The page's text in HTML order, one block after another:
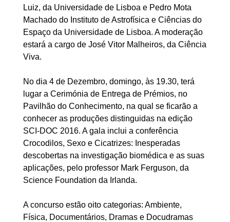
Luiz, da Universidade de Lisboa e Pedro Mota
Machado do Instituto de Astrofísica e Ciências do
Espaço da Universidade de Lisboa. A moderação
estará a cargo de José Vitor Malheiros, da Ciência
Viva.
No dia 4 de Dezembro, domingo, às 19.30, terá
lugar a Cerimónia de Entrega de Prémios, no
Pavilhão do Conhecimento, na qual se ficarão a
conhecer as produções distinguidas na edição
SCI-DOC 2016. A gala inclui a conferência
Crocodilos, Sexo e Cicatrizes: Inesperadas
descobertas na investigação biomédica e as suas
aplicações, pelo professor Mark Ferguson, da
Science Foundation da Irlanda.
A concurso estão oito categorias: Ambiente,
Física, Documentários, Dramas e Docudramas